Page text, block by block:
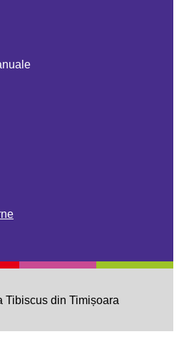
Tibiscus din Timișoara